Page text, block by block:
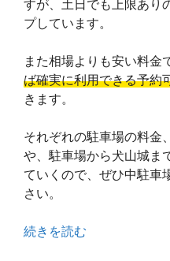
すが、土日でも上限あり
プしています。
また相場よりも安い料金
ば確実に利用できる予約
きます。
それぞれの駐車場の料金
や、駐車場から犬山城ま
ていくので、ぜひ中駐車
さい。
続きを読む